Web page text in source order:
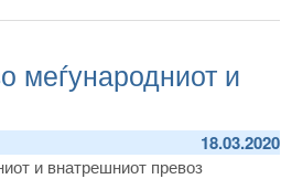
меѓународниот и
18.03.2020
и внатрешниот превоз